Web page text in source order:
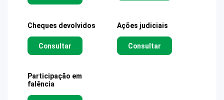
Cheques devolvidos
Consultar
Ações judiciais
Consultar
Participação em
falência